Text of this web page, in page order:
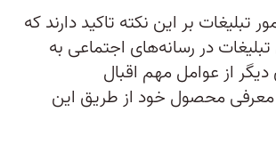
تبلیغات بر این نکته تاکید دارند که
در رسانه‌های اجتماعی به
از عوامل مهم اقبال
معرفی محصول خود از طریق این